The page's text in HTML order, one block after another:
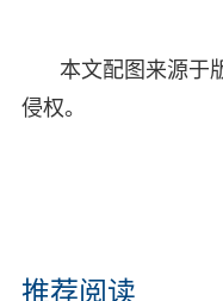
本文配图来源于
侵权。
推荐阅读